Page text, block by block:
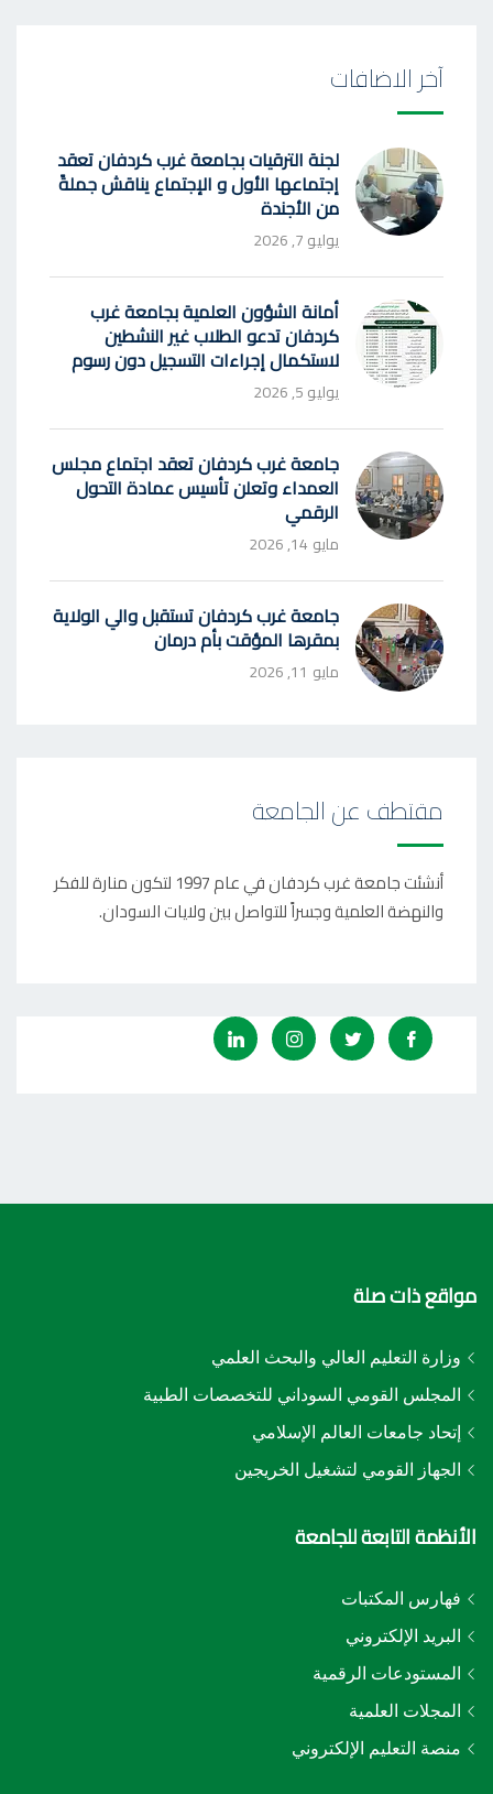
آخر الاضافات
لجنة الترقيات بجامعة غرب كردفان تعقد
إجتماعها الأول و الإجتماع يناقش جملةً
من الأجندة
يوليو 7, 2026
أمانة الشؤون العلمية بجامعة غرب
كردفان تدعو الطلاب غير النشطين
لاستكمال إجراءات التسجيل دون رسوم
يوليو 5, 2026
جامعة غرب كردفان تعقد اجتماع مجلس
العمداء وتعلن تأسيس عمادة التحول
الرقمي
مايو 14, 2026
جامعة غرب كردفان تستقبل والي الولاية
بمقرها المؤقت بأم درمان
مايو 11, 2026
مقتطف عن الجامعة
أنشئت جامعة غرب كردفان في عام 1997 لتكون منارة للفكر
والنهضة العلمية وجسراً للتواصل بين ولايات السودان.
مواقع ذات صلة
وزارة التعليم العالي والبحث العلمي
المجلس القومي السوداني للتخصصات الطبية
إتحاد جامعات العالم الإسلامي
الجهاز القومي لتشغيل الخريجين
الأنظمة التابعة للجامعة
فهارس المكتبات
البريد الإلكتروني
المستودعات الرقمية
المجلات العلمية
منصة التعليم الإلكتروني